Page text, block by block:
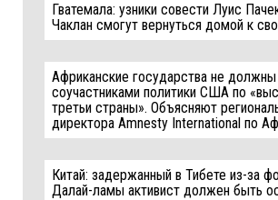
Гватемала: узники совести Луис
Чаклан смогут вернуться домой к
Африканские государства не должны
соучастниками политики США по
третьи страны». Объясняют
директора Amnesty International по
Китай: задержанный в Тибете из-за
Далай-ламы активист должен быть